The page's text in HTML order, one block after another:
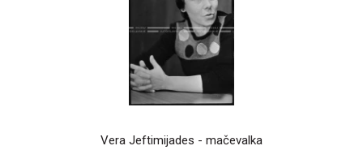
Vera Jeftimijades - mačevalka